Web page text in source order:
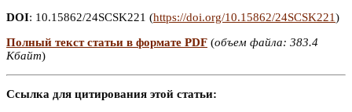
DOI: 10.15862/24SCSK221 (https://doi.org/10.15862/24SCSK221)
Полный текст статьи в формате PDF (объем файла: 383.4
Кбайт)
Ссылка для цитирования этой статьи: